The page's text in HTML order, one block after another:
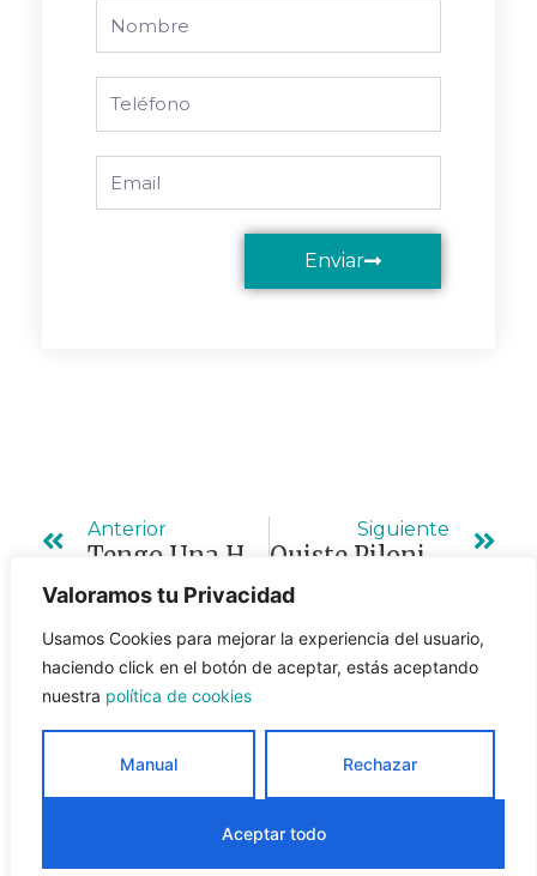
Valoramos tu Privacidad
Usamos Cookies para mejorar la experiencia del usuario,
haciendo click en el botón de aceptar, estás aceptando
nuestra política de cookies
Manual Rechazar
Aceptar todo
Enviar
Anterior Siguiente
(Inglés)